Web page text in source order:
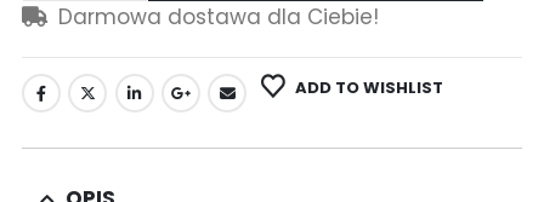
Darmowa dostawa dla Ciebie!
ADD TO WISHLIST